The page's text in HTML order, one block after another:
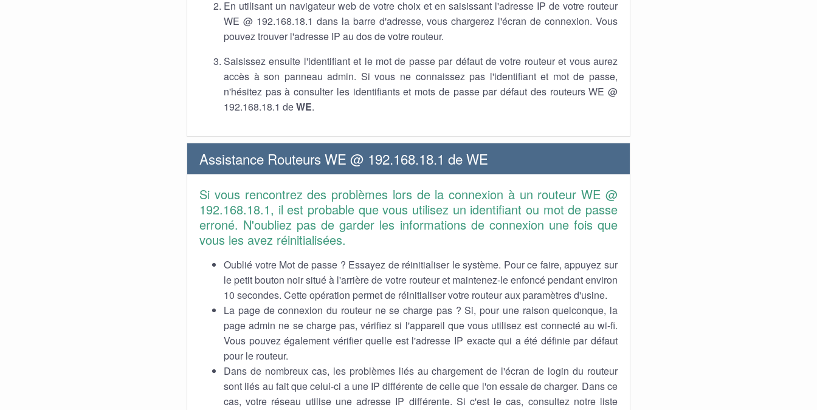
En utilisant un navigateur web de votre choix et en saisissant l'adresse IP de votre routeur
WE @ 192.168.18.1 dans la barre d'adresse, vous chargerez l'écran de connexion. Vous
pouvez trouver l'adresse IP au dos de votre routeur.
Saisissez ensuite l'identifiant et le mot de passe par défaut de votre routeur et vous aurez
accès à son panneau admin. Si vous ne connaissez pas l'identifiant et mot de passe,
n'hésitez pas à consulter les identifiants et mots de passe par défaut des routeurs WE @
192.168.18.1 deWE.
Assistance Routeurs WE @ 192.168.18.1 de WE
Si vous rencontrez des problèmes lors de la connexion à un routeur WE @
192.168.18.1, il est probable que vous utilisez un identifiant ou mot de passe
erroné. N'oubliez pas de garder les informations de connexion une fois que
vous les avez réinitialisées.
Oublié votre Mot de passe ? Essayez de réinitialiser le système. Pour ce faire, appuyez sur
le petit bouton noir situé à l'arrière de votre routeur et maintenez-le enfoncé pendant environ
10 secondes. Cette opération permet de réinitialiser votre routeur aux paramètres d'usine.
La page de connexion du routeur ne se charge pas ? Si, pour une raison quelconque, la
page admin ne se charge pas, vérifiez si l'appareil que vous utilisez est connecté au wi-fi.
Vous pouvez également vérifier quelle est l'adresse IP exacte qui a été définie par défaut
pour le routeur.
Dans de nombreux cas, les problèmes liés au chargement de l'écran de login du routeur
sont liés au fait que celui-ci a une IP différente de celle que l'on essaie de charger. Dans ce
cas, votre réseau utilise une adresse IP différente. Si c'est le cas, consultez notre liste